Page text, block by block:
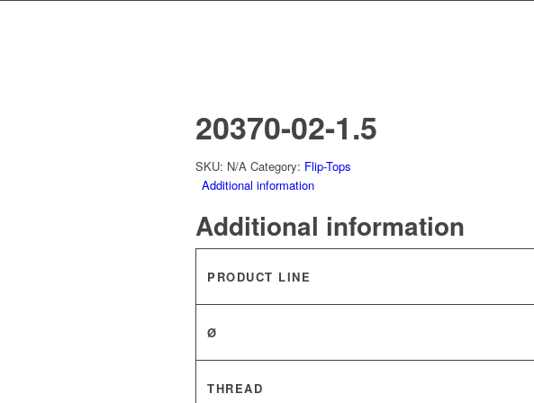
20370-02-1.5
SKU: N/A Category: Flip-Tops
Additional information
Additional information
PRODUCT LINE
Ø
THREAD